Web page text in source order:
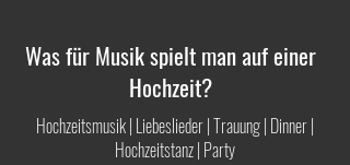
Was für Musik spielt man auf einer
Hochzeit?
Hochzeitsmusik | Liebeslieder | Trauung | Dinner |
Hochzeitstanz | Party